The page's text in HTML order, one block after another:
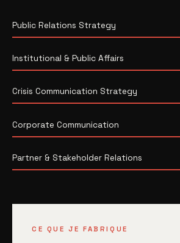
Public Relations Strategy
Institutional & Public Affairs
Crisis Communication Strategy
Corporate Communication
Partner & Stakeholder Relations
CE QUE JE FABRIQUE